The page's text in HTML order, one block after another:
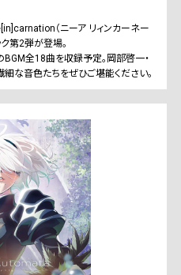
（ニーア リィンカーネー
ク第2弾が登場。
BGM全18曲を収録予定。岡部啓一・
な音色たちをぜひご堪能ください。